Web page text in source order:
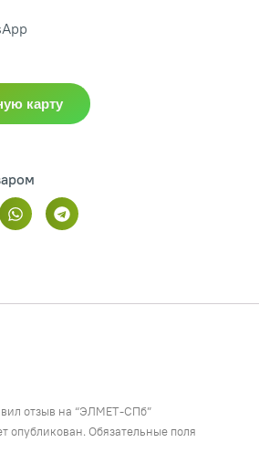
карту
отзыв на “ЭЛМЕТ-СПб”
опубликован. Обязательные поля